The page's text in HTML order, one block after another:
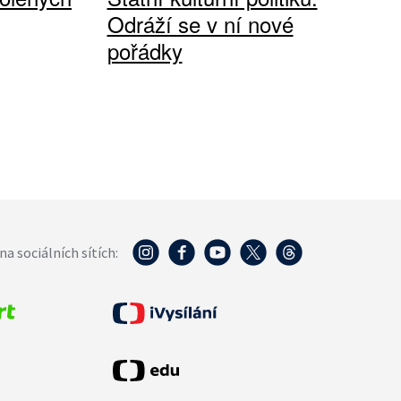
Odráží se v ní nové
pořádky
sociálních sítích: